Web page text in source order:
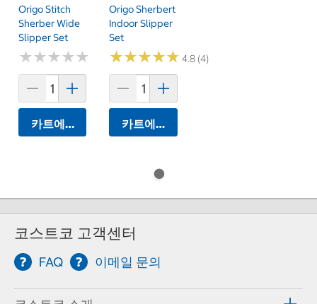
Origo Stitch
Sherber Wide
Slipper Set
★★★★★
★★★★★
카트에 담기
Origo Sherbert
Indoor Slipper
Set
★★★★★
★★★★★ 4.8 (4)
카트에 담기
코스트코 고객센터
FAQ 이메일 문의